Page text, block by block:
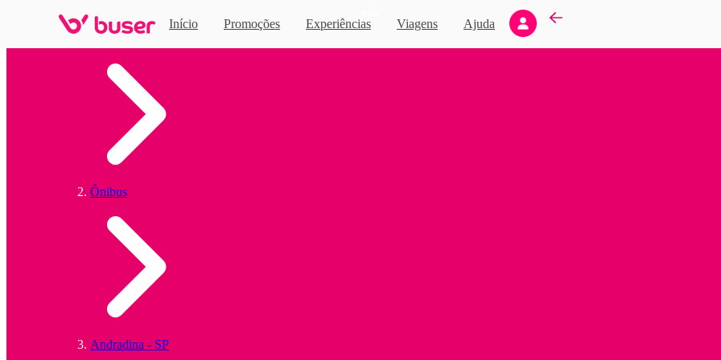
Início Promoções Experiências Viagens Ajuda
Ônibus
Andradina - SP